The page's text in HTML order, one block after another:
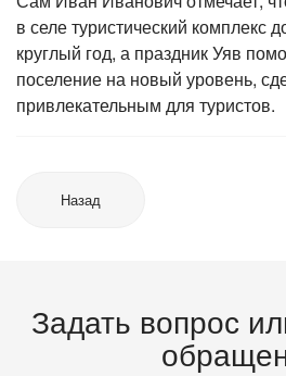
в селе туристический комплекс
круглый год, а праздник Уяв
поселение на новый уровень,
привлекательным для туристов.
Назад
Задать вопрос